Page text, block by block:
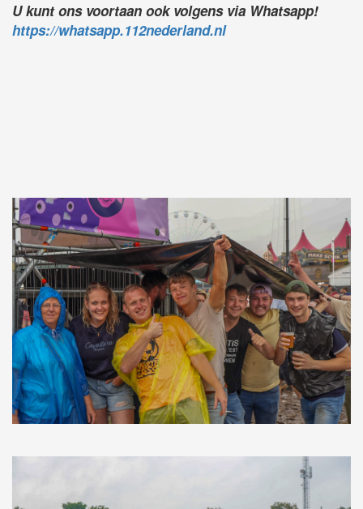
U kunt ons voortaan ook volgens via Whatsapp!
https://whatsapp.112nederland.nl